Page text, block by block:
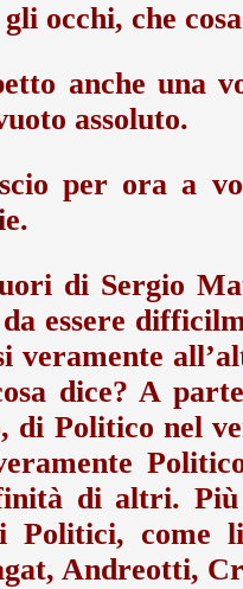
occhi, che
anche una
assoluto.
per ora a
di Sergio
essere
veramente
dice? A
di Politico nel
di altri. Più
Politici, come
Andreotti,